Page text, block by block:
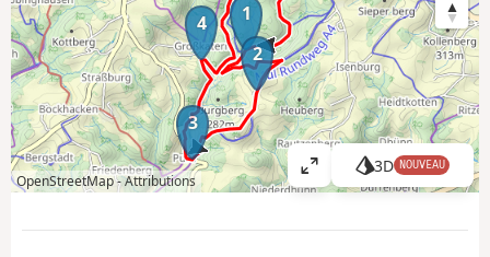
1
2
3
4
OpenStreetMap -Attributions
A
ff
3D NOUVEAU